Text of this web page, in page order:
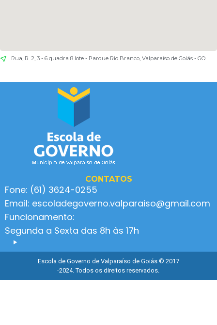
Rua, R. 2, 3 - 6 quadra 8 lote - Parque Rio Branco, Valparaíso de Goiás - GO
CONTATOS
Fone: (61) 3624-0255
Email: escoladegoverno.valparaiso@gmail.com
Funcionamento:
Segunda a Sexta das 8h às 17h
Escola de Governo de Valparaíso de Goiás © 2017
-2024. Todos os direitos reservados.